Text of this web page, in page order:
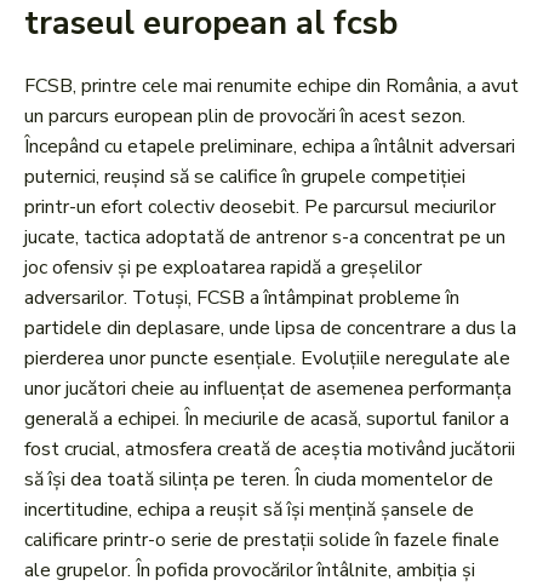
traseul european al fcsb
FCSB, printre cele mai renumite echipe din România, a avut
un parcurs european plin de provocări în acest sezon.
Începând cu etapele preliminare, echipa a întâlnit adversari
puternici, reușind să se califice în grupele competiției
printr-un efort colectiv deosebit. Pe parcursul meciurilor
jucate, tactica adoptată de antrenor s-a concentrat pe un
joc ofensiv și pe exploatarea rapidă a greșelilor
adversarilor. Totuși, FCSB a întâmpinat probleme în
partidele din deplasare, unde lipsa de concentrare a dus la
pierderea unor puncte esențiale. Evoluțiile neregulate ale
unor jucători cheie au influențat de asemenea performanța
generală a echipei. În meciurile de acasă, suportul fanilor a
fost crucial, atmosfera creată de aceștia motivând jucătorii
să își dea toată silința pe teren. În ciuda momentelor de
incertitudine, echipa a reușit să își mențină șansele de
calificare printr-o serie de prestații solide în fazele finale
ale grupelor. În pofida provocărilor întâlnite, ambiția și